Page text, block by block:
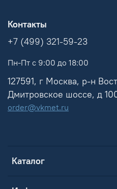
Каталог
Контакты
+7 (499) 321-59-23
Пн-Пт с 9:00 до 18:00
127591, г Москва, р-н
Дмитровское шоссе, д
order@vkmet.ru